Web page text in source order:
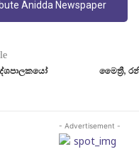
Anidda Newspaper
මෛත්‍රී,
- Advertisement -